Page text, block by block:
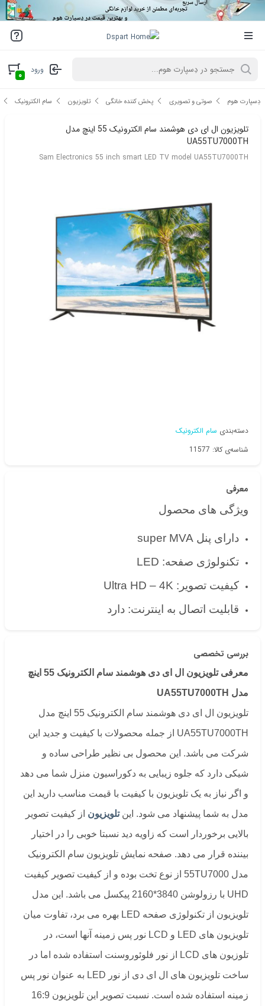
ورود ۰
دِسپارت هوم صوتی و تصویری پخش کننده خانگی تلویزیون سام الکترونیک
تلویزیون ال ای دی هوشمند سام الکترونیک 55 اینچ مدل
UA55TU7000TH
Sam Electronics 55 inch smart LED TV model UA55TU7000TH
دسته‌بندی سام الکترونیک
شناسه‌ی کالا: 11577
معرفی
ویژگی های محصول
دارای پنل super MVA
تکنولوژی صفحه: LED
کیفیت تصویر: Ultra HD – 4K
قابلیت اتصال به اینترنت: دارد
بررسی تخصصی
معرفی تلویزیون ال ای دی هوشمند سام الکترونیک 55 اینچ
مدل UA55TU7000TH
تلویزیون ال ای دی هوشمند سام الکترونیک 55 اینچ مدل
UA55TU7000TH از جمله محصولات با کیفیت و جدید این
شرکت می باشد. این محصول بی نظیر طراحی ساده و
شیکی دارد که جلوه زیبایی به دکوراسیون منزل شما می دهد
و اگر نیاز به یک تلویزیون با کیفیت با قیمت مناسب دارید این
مدل به شما پیشنهاد می شود. اینتلویزیون از کیفیت تصویر
بالایی برخوردار است که زاویه دید نسبتا خوبی را در اختیار
بیننده قرار می دهد. صفحه نمایش تلویزیون سام الکترونیک
مدل 55TU7000 از نوع تخت بوده و از کیفیت تصویر کیفیت
UHD با رزولوشن 3840*2160 پیکسل می باشد. این مدل
تلویزیون از تکنولوژی صفحه LED بهره می برد، تفاوت میان
تلویزیون های LED و LCD نور پس زمینه آنها است، در
تلوزیون های LCD از نور فلوئوروسنت استفاده شده اما در
ساخت تلویزیون های ال ای دی از نور LED به عنوان نور پس
زمینه استفاده شده است. نسبت تصویر این تلویزیون 16:9